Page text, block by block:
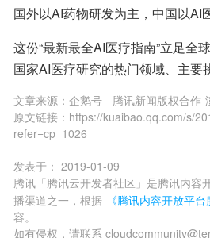
国外以AI药物研发为主，中国以AI
这份“最新最全AI医疗指南”立足全
国家AI医疗研究的热门领域、主要
文章来源： 企鹅号 - 腾讯新闻版权合作-
原文链接： https://kuaibao.qq.com/s/
refer=cp_1026
发表于： 2019-01-09
腾讯「腾讯云开发者社区」是腾讯内容
播渠道之一，根据
《腾讯内容开放平台
容。
如有侵权，请联系